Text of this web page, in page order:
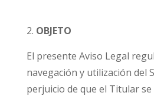
OBJETO
El presente Aviso Legal
navegación y utilización del
perjuicio de que el Titular